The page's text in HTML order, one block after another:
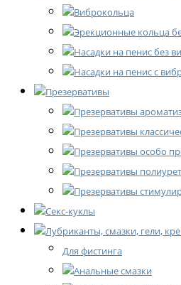
Виброкольца
Эрекционные кольца
Насадки на пенис без
Насадки на пенис с
Презервативы
Презервативы
Презервативы
Презервативы особо
Презервативы
Презервативы
Секс-куклы
Лубриканты, смазки, гели,
Для фистинга
Анальные смазки